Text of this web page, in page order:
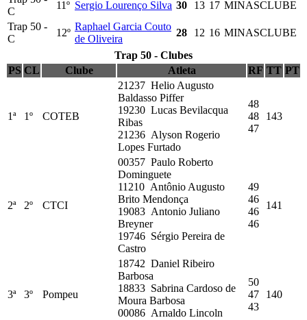
C
11º Sergio Lourenço Silva 30 13 17 MINASCLUBE
Trap 50 -
C
12º
Raphael Garcia Couto
de Oliveira
28 12 16 MINASCLUBE
Trap 50 - Clubes
PS CL Clube Atleta RF TT PT
1ª 1º COTEB
21237 Helio Augusto
Baldasso Piffer
19230 Lucas Bevilacqua
Ribas
21236 Alyson Rogerio
Lopes Furtado
48
48
47
143
2ª 2º CTCI
00357 Paulo Roberto
Dominguete
11210 Antônio Augusto
Brito Mendonça
19083 Antonio Juliano
Breyner
19746 Sérgio Pereira de
Castro
49
46
46
46
141
3ª 3º Pompeu
18742 Daniel Ribeiro
Barbosa
18833 Sabrina Cardoso de
Moura Barbosa
00086 Arnaldo Lincoln
50
47
43
140